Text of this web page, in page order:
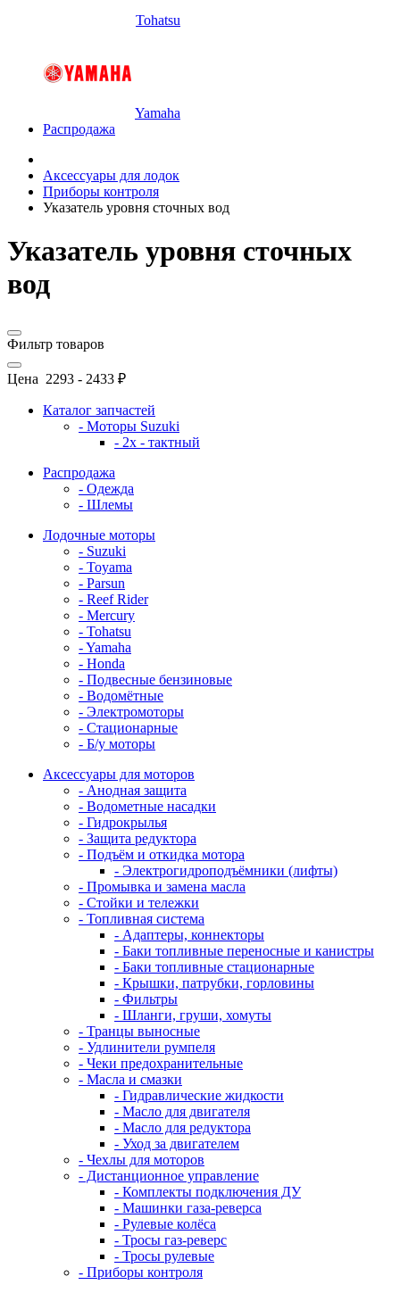
Tohatsu
Yamaha
Распродажа
Аксессуары для лодок
Приборы контроля
Указатель уровня сточных вод
Указатель уровня сточных
вод
Фильтр товаров
Цена 2293 - 2433 ₽
Каталог запчастей
- Моторы Suzuki
- 2x - тактный
Распродажа
- Одежда
- Шлемы
Лодочные моторы
- Suzuki
- Toyama
- Parsun
- Reef Rider
- Mercury
- Tohatsu
- Yamaha
- Honda
- Подвесные бензиновые
- Водомётные
- Электромоторы
- Стационарные
- Б/у моторы
Аксессуары для моторов
- Анодная защита
- Водометные насадки
- Гидрокрылья
- Защита редуктора
- Подъём и откидка мотора
- Электрогидроподъёмники (лифты)
- Промывка и замена масла
- Стойки и тележки
- Топливная система
- Адаптеры, коннекторы
- Баки топливные переносные и канистры
- Баки топливные стационарные
- Крышки, патрубки, горловины
- Фильтры
- Шланги, груши, хомуты
- Транцы выносные
- Удлинители румпеля
- Чеки предохранительные
- Масла и смазки
- Гидравлические жидкости
- Масло для двигателя
- Масло для редуктора
- Уход за двигателем
- Чехлы для моторов
- Дистанционное управление
- Комплекты подключения ДУ
- Машинки газа-реверса
- Рулевые колёса
- Тросы газ-реверс
- Тросы рулевые
- Приборы контроля